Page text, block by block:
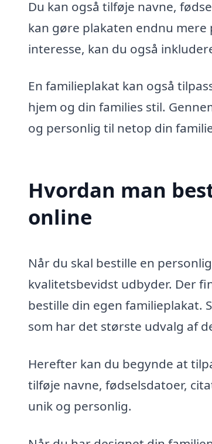
Du kan også tilføje navne,
kan gøre plakaten endnu
interesse, kan du også
En familieplakat kan også
hjem og din families stil.
og personlig til netop din
Hvordan man
online
Når du skal bestille en
kvalitetsbevidst udbyder. Der
bestille din egen familieplakat.
som har det største udvalg af
Herefter kan du begynde at
tilføje navne, fødselsdatoer,
unik og personlig.